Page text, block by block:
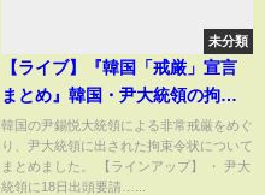
未分類
【ライブ】『韓国「戒厳」宣言
まとめ』韓国・尹大統領の拘
束、きょうは断念 捜査本部
の“強引な印象”避ける狙いか──
ニュースライブ（日テレNEWS
韓国の尹錫悦大統領による非常戒厳をめぐ
り、尹大統領に出された拘束令状について
まとめました。 【ラインアップ】 ・ 尹大
統領に18日出頭要請…...